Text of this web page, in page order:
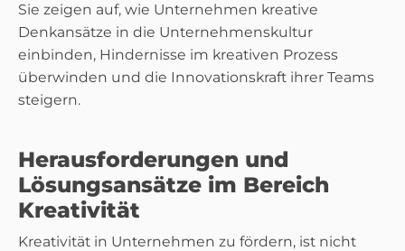
Sie zeigen auf, wie Unternehmen kreative
Denkansätze in die Unternehmenskultur
einbinden, Hindernisse im kreativen Prozess
überwinden und die Innovationskraft ihrer Teams
steigern.
Herausforderungen und
Lösungsansätze im Bereich
Kreativität
Kreativität in Unternehmen zu fördern, ist nicht